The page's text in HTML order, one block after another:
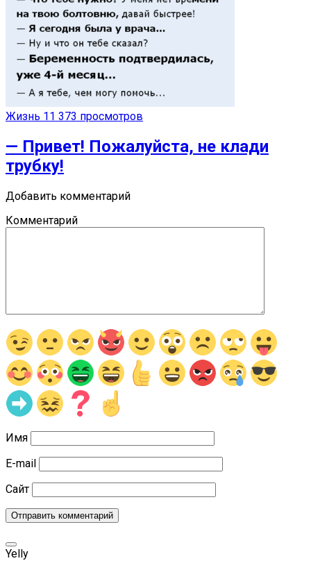
Жизнь 11 373 просмотров
— Привет! Пожалуйста, не клади
трубку!
Добавить комментарий
Комментарий
Имя
E-mail
Сайт
Yelly